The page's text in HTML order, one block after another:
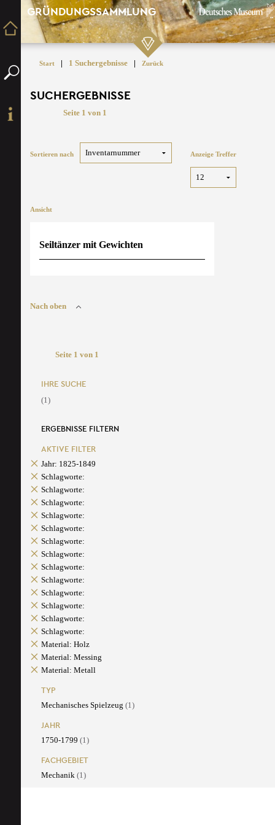
GRÜNDUNGSSAMMLUNG
Start | 1 Suchergebnisse | Zurück
SUCHERGEBNISSE
Seite 1 von 1
Sortieren nach Anzeige Treffer
Ansicht
Seiltänzer mit Gewichten
Nach oben
Seite 1 von 1
IHRE SUCHE
(1)
ERGEBNISSE FILTERN
AKTIVE FILTER
Jahr: 1825-1849
Schlagworte:
Schlagworte:
Schlagworte:
Schlagworte:
Schlagworte:
Schlagworte:
Schlagworte:
Schlagworte:
Schlagworte:
Schlagworte:
Schlagworte:
Schlagworte:
Schlagworte:
Material: Holz
Material: Messing
Material: Metall
TYP
Mechanisches Spielzeug (1)
JAHR
1750-1799 (1)
FACHGEBIET
Mechanik (1)